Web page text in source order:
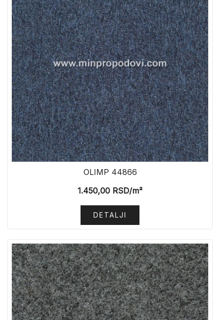
OLIMP 44866
1.450,00 RSD/m²
DETALJI